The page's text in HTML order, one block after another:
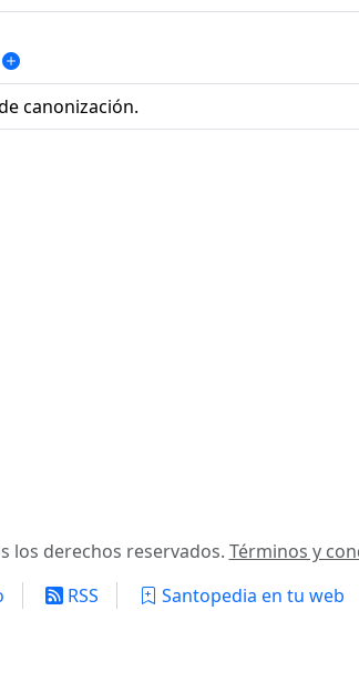
canonización.
los derechos reservados. Términos y
RSS Santopedia en tu web